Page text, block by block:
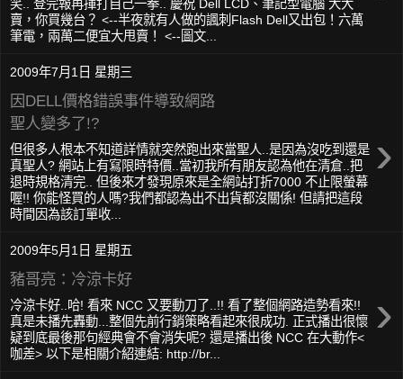
笑.. 登完報再揮打自己一拳.. 慶祝 Dell LCD、筆記型電腦 大大
賣，你買幾台？ <--半夜就有人做的諷刺Flash Dell又出包！六萬
筆電，兩萬二便宜大甩賣！ <--圖文...
2009年7月1日 星期三
因DELL價格錯誤事件導致網路
聖人變多了!?
›
但很多人根本不知道詳情就突然跑出來當聖人..是因為沒吃到還是
真聖人? 網站上有寫限時特價..當初我所有朋友認為他在清倉..把
退時規格清完.. 但後來才發現原來是全網站打折7000 不止限螢幕
喔!! 你能怪買的人嗎?我們都認為出不出貨都沒關係! 但請把這段
時間因為該訂單收...
2009年5月1日 星期五
豬哥亮：冷涼卡好
›
冷涼卡好..哈! 看來 NCC 又要動刀了..!! 看了整個網路造勢看來!!
真是未播先轟動...整個先前行銷策略看起來很成功. 正式播出很懷
疑到底最後那句經典會不會消失呢? 還是播出後 NCC 在大動作<
咖差> 以下是相關介紹連結: http://br...